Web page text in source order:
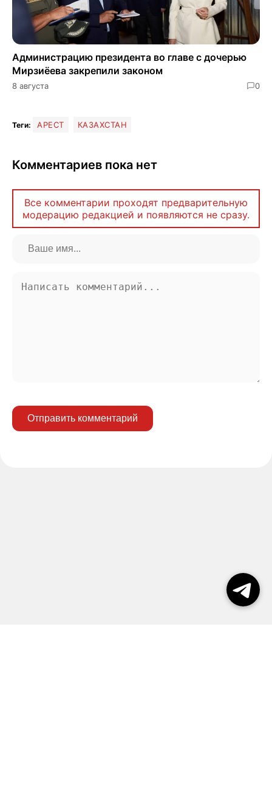
Администрацию президента во главе с дочерью
Мирзиёева закрепили законом
8 августа 0
Теги: АРЕСТ КАЗАХСТАН
Комментариев пока нет
Все комментарии проходят предварительную
модерацию редакцией и появляются не сразу.
Отправить комментарий